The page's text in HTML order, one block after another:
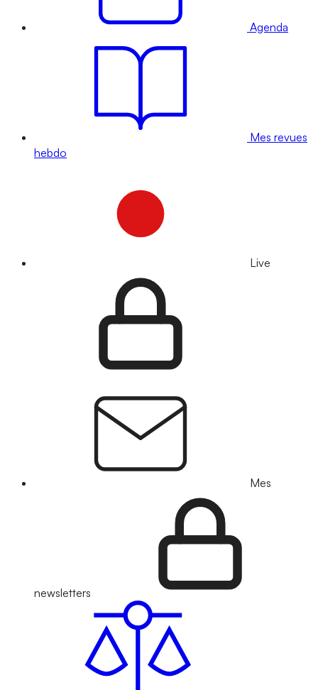
Agenda
Mes revues
hebdo
Live
Mes
newsletters